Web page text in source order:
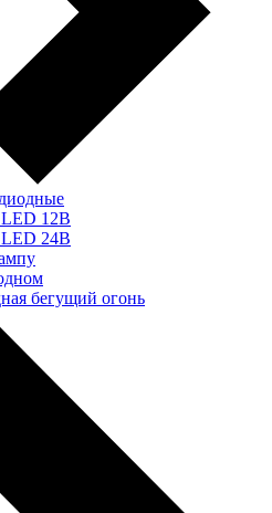
LED 12В
LED 24В
бегущий огонь